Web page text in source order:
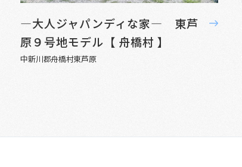
—大人ジャパンディな家— 東芦
原９号地モデル【 舟橋村 】
中新川郡舟橋村東芦原